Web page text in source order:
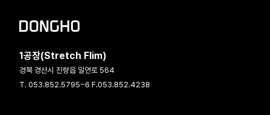
1공장(Stretch Flim)
경북 경산시 진량읍 일연로 564
T. 053.852.5795~6 F.053.852.4238